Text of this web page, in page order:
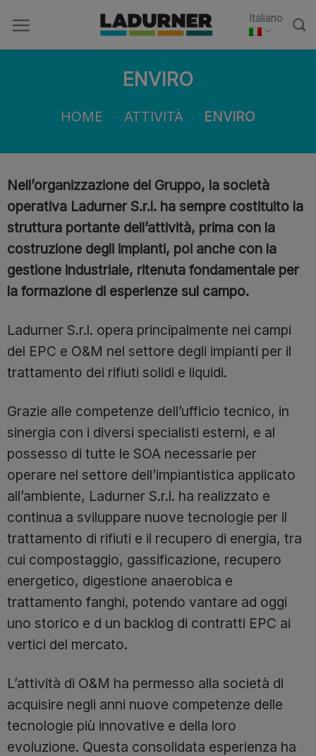
content
Italiano
ENVIRO
HOME - ATTIVITÀ - ENVIRO
Nell’organizzazione del Gruppo, la società
operativa Ladurner S.r.l. ha sempre costituito la
struttura portante dell’attività, prima con la
costruzione degli impianti, poi anche con la
gestione industriale, ritenuta fondamentale per
la formazione di esperienze sul campo.
Ladurner S.r.l. opera principalmente nei campi
del EPC e O&M nel settore degli impianti per il
trattamento dei rifiuti solidi e liquidi.
Grazie alle competenze dell’ufficio tecnico, in
sinergia con i diversi specialisti esterni, e al
possesso di tutte le SOA necessarie per
operare nel settore dell’impiantistica applicato
all’ambiente, Ladurner S.r.l. ha realizzato e
continua a sviluppare nuove tecnologie per il
trattamento di rifiuti e il recupero di energia, tra
cui compostaggio, gassificazione, recupero
energetico, digestione anaerobica e
trattamento fanghi, potendo vantare ad oggi
uno storico e d un backlog di contratti EPC ai
vertici del mercato.
L’attività di O&M ha permesso alla società di
acquisire negli anni nuove competenze delle
tecnologie più innovative e della loro
evoluzione. Questa consolidata esperienza ha